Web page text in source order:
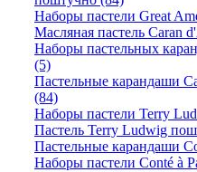
Наборы пастели Great
Масляная пастель Caran
Наборы пастельных
(5)
Пастельные карандаши
(84)
Наборы пастели Terry
Пастель Terry Ludwig
Пастельные карандаши
Наборы пастели Conté à